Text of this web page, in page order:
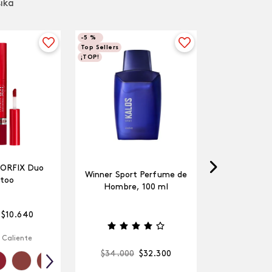
Duo
$10 .640
Caliente
-5 %
Top Sellers
¡TOP!
Winner Sport Perfume de
Hombre, 100 ml
$34.000 $32 .300